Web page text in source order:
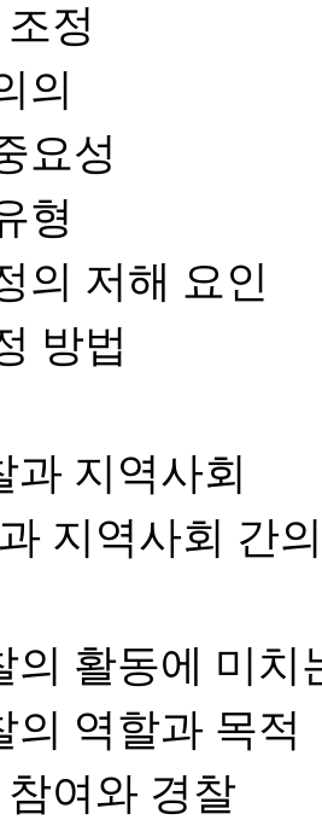
정
의
요성
형
의 저해 요인
방법
과 지역사회
지역사회 간
의 활동에 미
의 역할과 목적
여와 경찰